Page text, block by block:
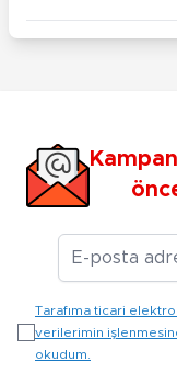
Tarafıma ticari
verilerimin
okudum.